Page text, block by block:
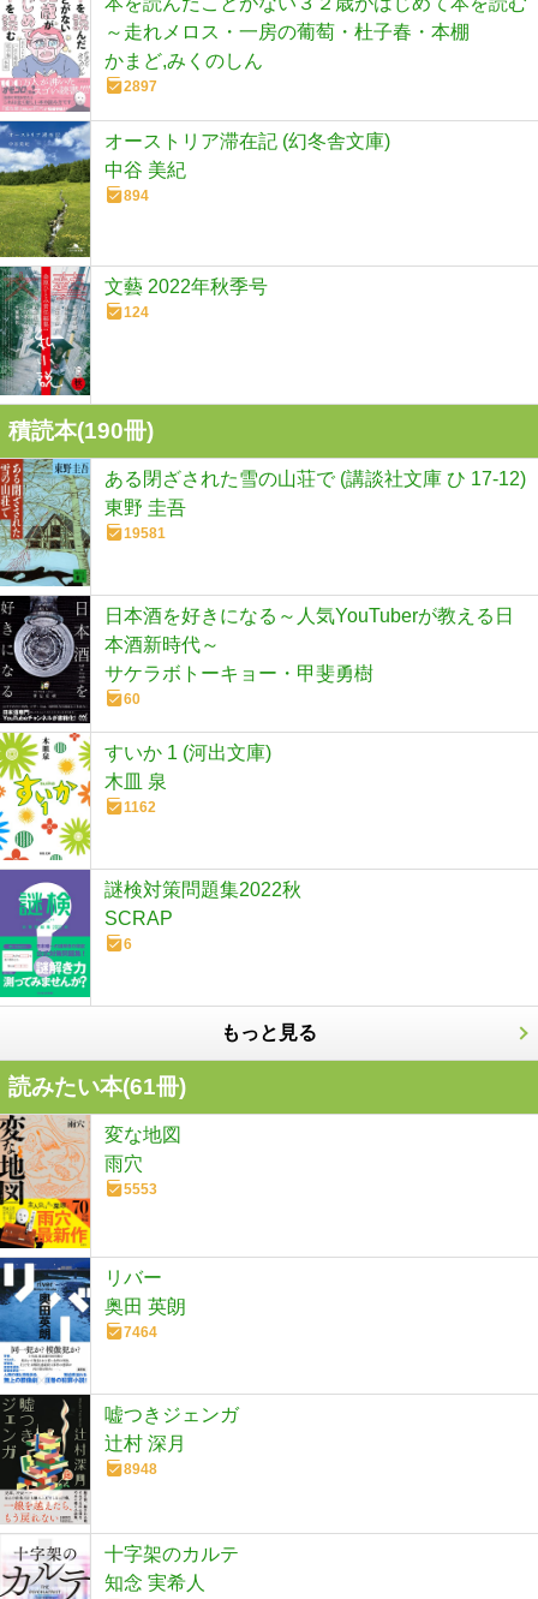
～走れメロス・一房の葡萄・杜子春・本棚
かまど,みくのしん
2897
オーストリア滞在記 (幻冬舎文庫)
中谷 美紀
894
文藝 2022年秋季号
124
積読本(190冊)
ある閉ざされた雪の山荘で (講談社文庫 ひ 17-12)
東野 圭吾
19581
日本酒を好きになる～人気YouTuberが教える日
本酒新時代～
サケラボトーキョー・甲斐勇樹
60
すいか 1 (河出文庫)
木皿 泉
1162
謎検対策問題集2022秋
SCRAP
6
もっと見る
読みたい本(61冊)
変な地図
雨穴
5553
リバー
奥田 英朗
7464
嘘つきジェンガ
辻村 深月
8948
十字架のカルテ
知念 実希人